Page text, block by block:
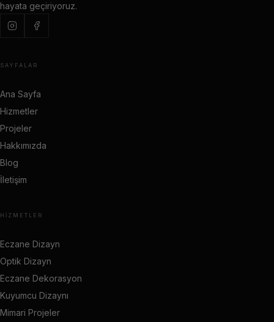
hayata geçiriyoruz.
SAYFALAR
Ana Sayfa
Hizmetler
Projeler
Hakkımızda
Blog
İletişim
HIZMETLER
Eczane Dizayn
Optik Dizayn
Eczane Dekorasyon
Kuyumcu Dizaynı
Mimari Projeler